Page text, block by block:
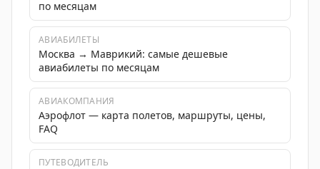
по месяцам
АВИАБИЛЕТЫ
Москва → Маврикий: самые дешевые
авиабилеты по месяцам
АВИАКОМПАНИЯ
Аэрофлот — карта полетов, маршруты, цены,
FAQ
ПУТЕВОДИТЕЛЬ